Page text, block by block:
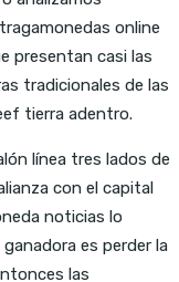
online
presentan casi las
tradicionales de las
tierra adentro.
línea tres lados de
con el capital
noticias lo
es perder la
las